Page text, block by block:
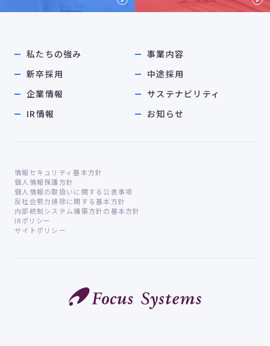
私たちの強み
事業内容
新卒採用
中途採用
企業情報
サステナビリティ
IR情報
お知らせ
情報セキュリティ基本方針
個人情報保護方針
個人情報の取扱いに関する公表事項
反社会勢力排除に関する基本方針
内部統制システム構築方針の基本方針
IRポリシー
サイトポリシー